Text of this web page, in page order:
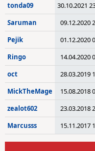
tonda09 30.10.2021
Saruman 09.12.2020
Pejik 01.12.2020
Ringo 14.04.2020
oct 28.03.2019
MickTheMage 15.08.2018
zealot602 23.03.2018
Marcusss 15.11.2017